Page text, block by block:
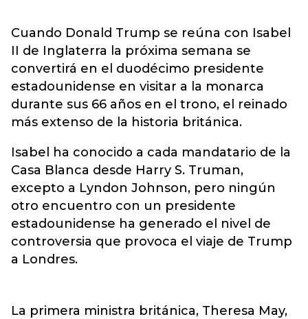
Cuando Donald Trump se reúna con Isabel
II de Inglaterra la próxima semana se
convertirá en el duodécimo presidente
estadounidense en visitar a la monarca
durante sus 66 años en el trono, el reinado
más extenso de la historia británica.
Isabel ha conocido a cada mandatario de la
Casa Blanca desde Harry S. Truman,
excepto a Lyndon Johnson, pero ningún
otro encuentro con un presidente
estadounidense ha generado el nivel de
controversia que provoca el viaje de Trump
a Londres.
La primera ministra británica, Theresa May,